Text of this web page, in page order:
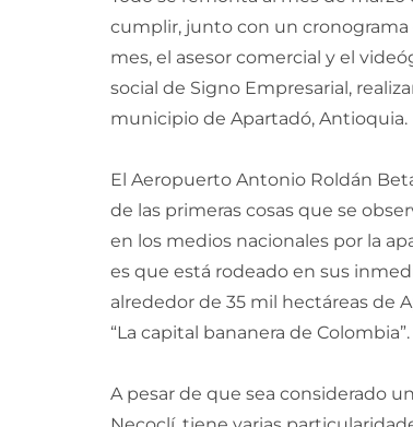
cumplir, junto con un cronograma
mes, el asesor comercial y el
social de Signo Empresarial,
municipio de Apartadó, Antioquia.
El Aeropuerto Antonio Roldán
de las primeras cosas que se
en los medios nacionales por la
es que está rodeado en sus
alrededor de 35 mil hectáreas de
“La capital bananera de Colombia”.
A pesar de que sea considerado